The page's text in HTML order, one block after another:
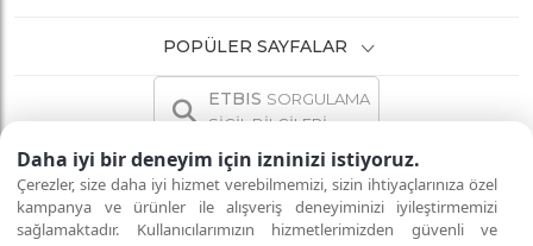
Daha iyi bir deneyim için izninizi istiyoruz.
Çerezler, size daha iyi hizmet verebilmemizi, sizin ihtiyaçlarınıza özel
kampanya ve ürünler ile alışveriş deneyiminizi iyileştirmemizi
sağlamaktadır. Kullanıcılarımızın hizmetlerimizden güvenli ve
POPÜLER SAYFALAR
ETBIS SORGULAMA
SİCİL BİLGİLERİ
İNTERNETTE GÜVENLİ ALIŞVERİŞ